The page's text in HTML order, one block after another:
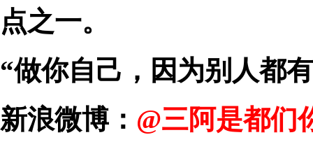
点之一。
“做你自己，因为别人都
新浪微博： @三阿是都们